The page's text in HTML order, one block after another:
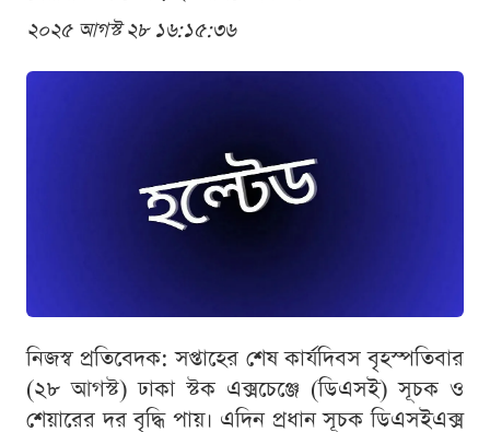
২০২৫ আগস্ট ২৮ ১৬:১৫:৩৬
নিজস্ব প্রতিবেদক: সপ্তাহের শেষ কার্যদিবস বৃহস্পতিবার
(২৮ আগস্ট) ঢাকা স্টক এক্সচেঞ্জে (ডিএসই) সূচক ও
শেয়ারের দর বৃদ্ধি পায়। এদিন প্রধান সূচক ডিএসইএক্স